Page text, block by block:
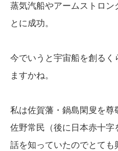
蒸気汽船やアームストロン
とに成功。
今でいうと宇宙船を創るく
ますかね。
私は佐賀藩・鍋島閑叟を
佐野常民（後に日本赤十字
話を知っていたのでとても